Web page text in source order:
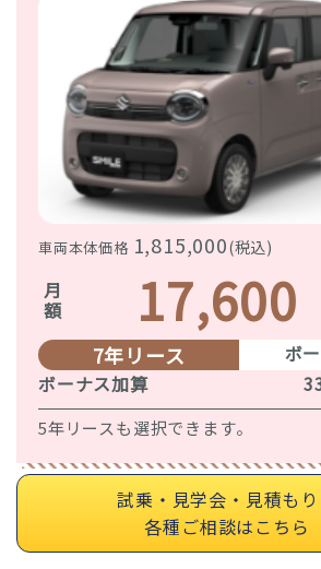
車両本体価格 1,815,000(税込)
月額 17,600
7年リース
ボ
ボーナス加算
5年リースも選択できます。
試乗・見学会・見積もり
各種ご相談はこちら